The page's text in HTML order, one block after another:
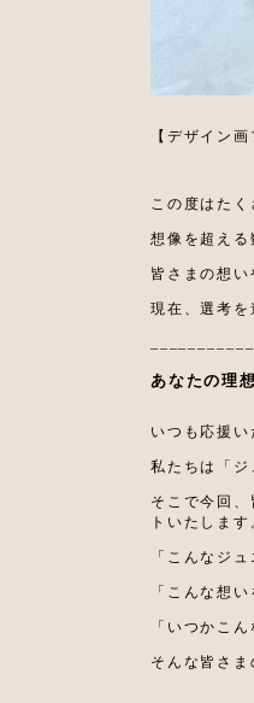
【デザイン
この度はた
想像を超え
皆さまの想
現在、選考
あなたの理
いつも応援い
私たちは「
そこで今回
トいたします
「こんなジ
「こんな想
「いつかこ
そんな皆さ